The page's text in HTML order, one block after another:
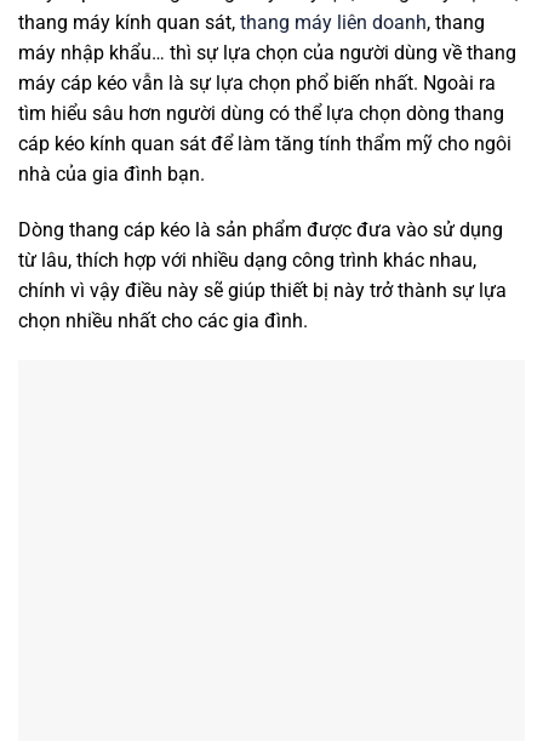
thang máy kính quan sát, thang máy liên doanh, thang
máy nhập khẩu… thì sự lựa chọn của người dùng về thang
máy cáp kéo vẫn là sự lựa chọn phổ biến nhất. Ngoài ra
tìm hiểu sâu hơn người dùng có thể lựa chọn dòng thang
cáp kéo kính quan sát để làm tăng tính thẩm mỹ cho ngôi
nhà của gia đình bạn.
Dòng thang cáp kéo là sản phẩm được đưa vào sử dụng
từ lâu, thích hợp với nhiều dạng công trình khác nhau,
chính vì vậy điều này sẽ giúp thiết bị này trở thành sự lựa
chọn nhiều nhất cho các gia đình.